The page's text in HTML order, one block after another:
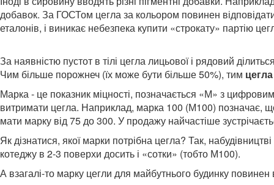
добавок. За ГОСТом цегла за кольором повинен
еталонів, і виникає небезпека купити «строкату» партію
За наявністю пустот в тілі цегла лицьової і рядовий
Чим більше порожнеч (їх може бути більше 50%), тим
Марка - це показник міцності, позначається «М» з
витримати цегла. Наприклад, марка 100 (М100) позначає,
мати марку від 75 до 300. У продажу найчастіше
Як дізнатися, якої марки потрібна цегла? Так,
котеджу в 2-3 поверхи досить і «сотки» (тобто М100).
А взагалі-то марку цегли для майбутнього будинку